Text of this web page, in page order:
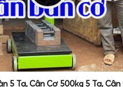
cân nhiều mức khác nhau
không quen thao tác kỹ
TỬ GIA PHÁT -
Tanita KD-192hoặc thực hiện
mất bảo hành.
5 Tạ, Cân Cơ 500kg 5 Tạ,